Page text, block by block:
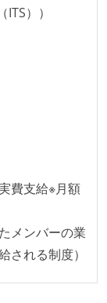
Pull Request
実行できる）
いる
as
、メンバーの
ークなど、ナ
人性を減らす
））
費支給※月額
メンバーの業
される制度）